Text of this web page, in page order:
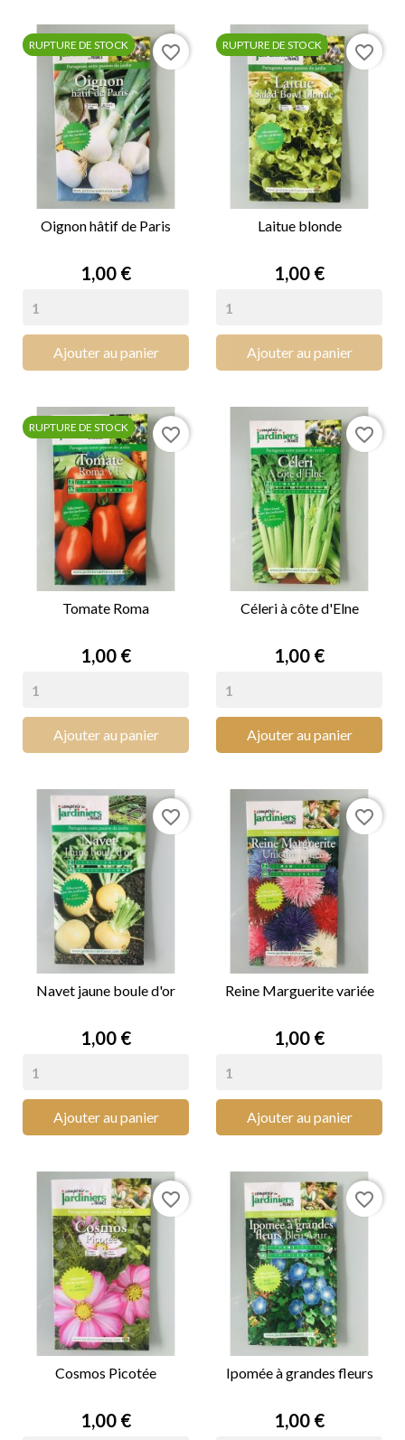
Oignon hâtif de Paris
Prix
1,00 €
Ajouter au panier
RUPTURE DE STOCK favorite_border
Laitue blonde
Prix
1,00 €
Ajouter au panier
RUPTURE DE STOCK favorite_border
Tomate Roma
Prix
1,00 €
Ajouter au panier
RUPTURE DE STOCK favorite_border
Céleri à côte d'Elne
Prix
1,00 €
Ajouter au panier
favorite_border
Navet jaune boule d'or
Prix
1,00 €
Ajouter au panier
favorite_border
Reine Marguerite variée
Prix
1,00 €
Ajouter au panier
favorite_border
Cosmos Picotée
Prix
1,00 €
favorite_border
Ipomée à grandes fleurs
Prix
1,00 €
favorite_border